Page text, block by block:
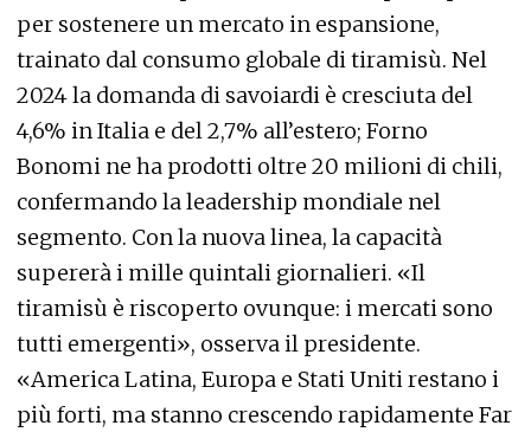
per sostenere un mercato in espansione,
trainato dal consumo globale di tiramisù. Nel
2024 la domanda di savoiardi è cresciuta del
4,6% in Italia e del 2,7% all’estero; Forno
Bonomi ne ha prodotti oltre 20 milioni di chili,
confermando la leadership mondiale nel
segmento. Con la nuova linea, la capacità
supererà i mille quintali giornalieri. «Il
tiramisù è riscoperto ovunque: i mercati sono
tutti emergenti», osserva il presidente.
«America Latina, Europa e Stati Uniti restano i
più forti, ma stanno crescendo rapidamente Far